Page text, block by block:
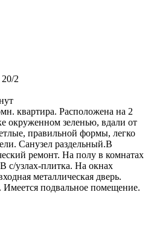
2
квартира. Расположена на 2
окруженном зеленью, вдали от
правильной формы, легко
Санузел раздельный.В
ремонт. На полу в комнатах
с/узлах-плитка. На окнах
металлическая дверь.
Имеется подвальное помещение.